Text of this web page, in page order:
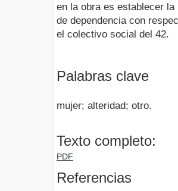
en la obra es establecer
de dependencia con
el colectivo social del 42.
Palabras clave
mujer; alteridad; otro.
Texto completo:
PDF
Referencias